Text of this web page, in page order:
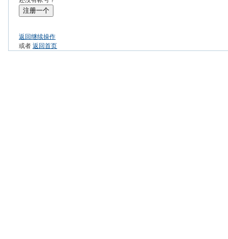
注册一个
返回继续操作
或者返回首页